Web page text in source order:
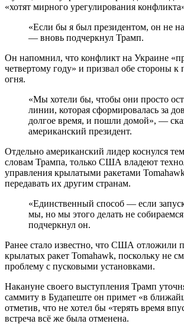
«хотят мирного урегулирования
«Если бы я был президентом, он не
— вновь подчеркнул Трамп.
Он напомнил, что конфликт на Украине
четвертому году» и призвал обе стороны
огня.
«Мы хотели бы, чтобы они просто
линии, которая сформировалась за
долгое время, и пошли домой», —
американский президент.
Отдельно американский лидер коснулся
словам Трампа, только США владеют
управления крылатыми ракетами
передавать их другим странам.
«Единственный способ — если
мы, но мы этого делать не
подчеркнул он.
Ранее стало известно, что США отложили
крылатых ракет Tomahawk, поскольку не
проблему с пусковыми установками.
Накануне своего выступления Трамп
саммиту в Будапеште он примет «в
отметив, что не хотел бы «терять время
встреча всё же была отменена.